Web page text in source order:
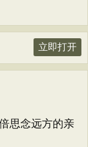
立即打开
思念远方的亲